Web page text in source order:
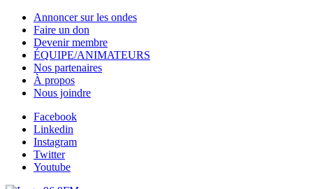
Annoncer sur les ondes
Faire un don
Devenir membre
ÉQUIPE/ANIMATEURS
Nos partenaires
À propos
Nous joindre
Facebook
Linkedin
Instagram
Twitter
Youtube